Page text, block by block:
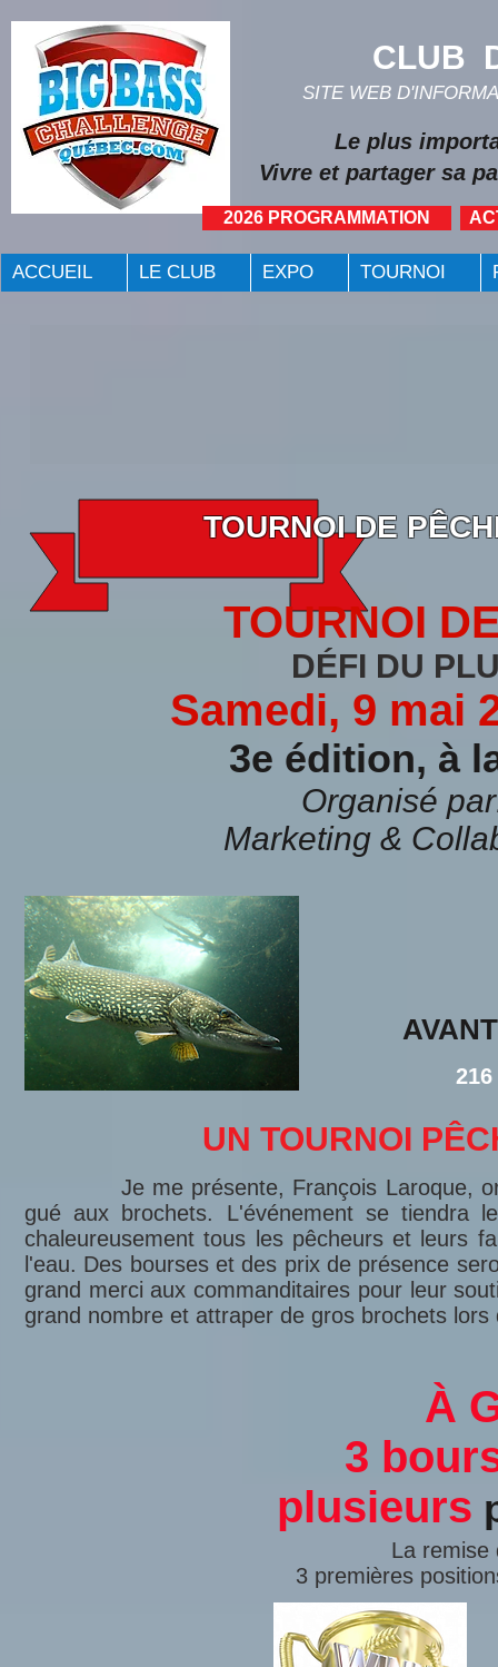
CLUB
SITE WEB
Vivre et partager sa
2026 PROGRAMMATION
Le plus
ACCUEIL LE CLUB EXPO TOURNOI
TOURNOI DE
TOURNOI
DÉFI DU
​Samedi, 9 mai
3e édition, à
Organisé
Marketing &
216
UN TOURNOI
Je me présente, François Laroque,
gué aux brochets. L'événement se tiendra
chaleureusement tous les pêcheurs et leurs
l'eau. Des bourses et des prix de présence
grand merci aux commanditaires pour leur
grand nombre et attraper de gros brochets lors
À
3
plusieurs
La remise
3 premières